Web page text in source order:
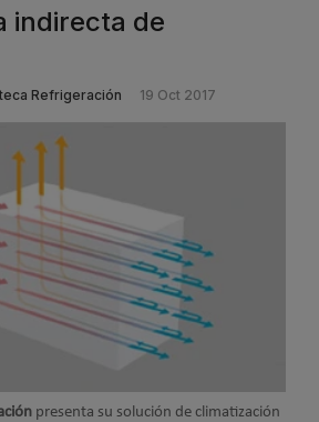
indirecta de
Refrigeración 19 Oct 2017
presenta su solución de climatización